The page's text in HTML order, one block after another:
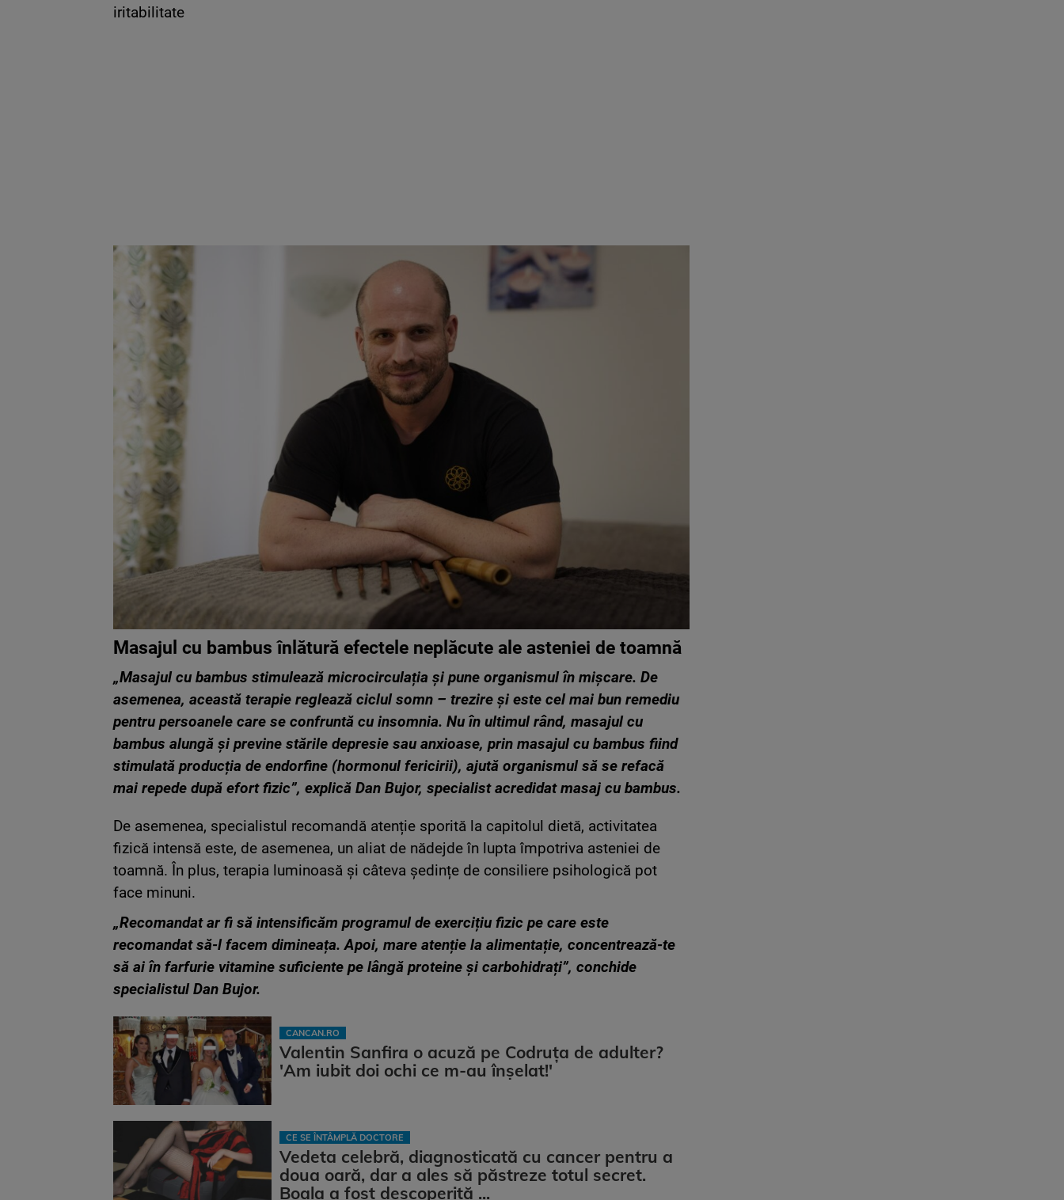
iritabilitate
Masajul cu bambus înlătură efectele neplăcute ale asteniei de toamnă
„Masajul cu bambus stimulează microcirculația și pune organismul în mișcare. De
asemenea, această terapie reglează ciclul somn – trezire și este cel mai bun remediu
pentru persoanele care se confruntă cu insomnia. Nu în ultimul rând, masajul cu
bambus alungă și previne stările depresie sau anxioase, prin masajul cu bambus fiind
stimulată producția de endorfine (hormonul fericirii), ajută organismul să se refacă
mai repede după efort fizic”, explică Dan Bujor, specialist acredidat masaj cu bambus.
De asemenea, specialistul recomandă atenție sporită la capitolul dietă, activitatea
fizică intensă este, de asemenea, un aliat de nădejde în lupta împotriva asteniei de
toamnă. În plus, terapia luminoasă și câteva ședințe de consiliere psihologică pot
face minuni.
„Recomandat ar fi să intensificăm programul de exercițiu fizic pe care este
recomandat să-l facem dimineața. Apoi, mare atenție la alimentație, concentrează-te
să ai în farfurie vitamine suficiente pe lângă proteine și carbohidrați”, conchide
specialistul Dan Bujor.
CANCAN.RO
Valentin Sanfira o acuză pe Codruța de adulter?
'Am iubit doi ochi ce m-au înșelat!'
CE SE ÎNTÂMPLĂ DOCTORE
Vedeta celebră, diagnosticată cu cancer pentru a
doua oară, dar a ales să păstreze totul secret.
Boala a fost descoperită ...